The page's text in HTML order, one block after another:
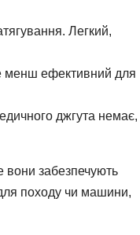
Легкий,
менш ефективний для
джгута немає,
вони забезпечують
походу чи машини,